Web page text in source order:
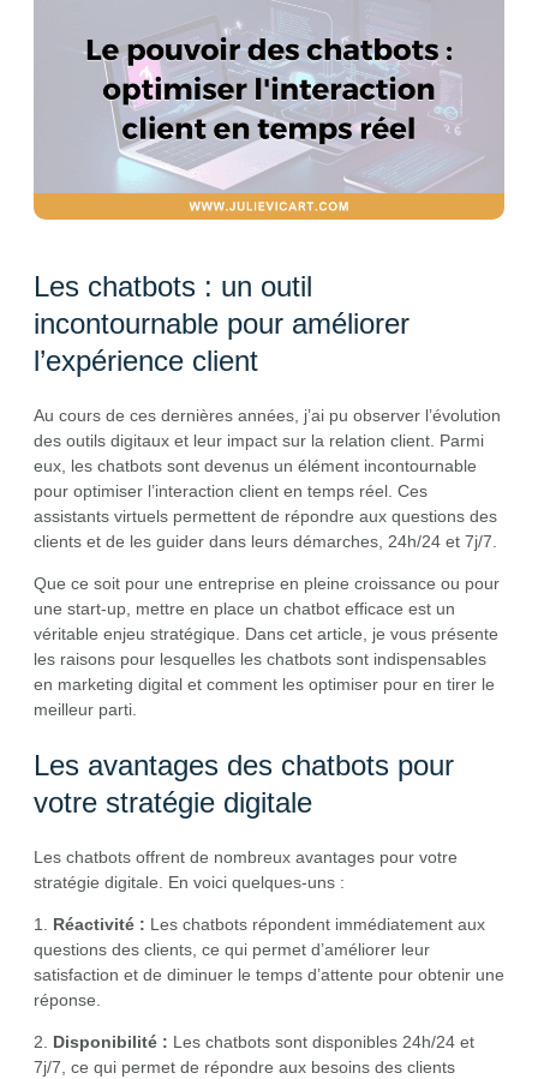
Les chatbots : un outil
incontournable pour améliorer
l’expérience client
Au cours de ces dernières années, j’ai pu observer l’évolution
des outils digitaux et leur impact sur la relation client. Parmi
eux, les chatbots sont devenus un élément incontournable
pour optimiser l’interaction client en temps réel. Ces
assistants virtuels permettent de répondre aux questions des
clients et de les guider dans leurs démarches, 24h/24 et 7j/7.
Que ce soit pour une entreprise en pleine croissance ou pour
une start-up, mettre en place un chatbot efficace est un
véritable enjeu stratégique. Dans cet article, je vous présente
les raisons pour lesquelles les chatbots sont indispensables
en marketing digital et comment les optimiser pour en tirer le
meilleur parti.
Les avantages des chatbots pour
votre stratégie digitale
Les chatbots offrent de nombreux avantages pour votre
stratégie digitale. En voici quelques-uns :
1. Réactivité : Les chatbots répondent immédiatement aux
questions des clients, ce qui permet d’améliorer leur
satisfaction et de diminuer le temps d’attente pour obtenir une
réponse.
2. Disponibilité : Les chatbots sont disponibles 24h/24 et
7j/7, ce qui permet de répondre aux besoins des clients